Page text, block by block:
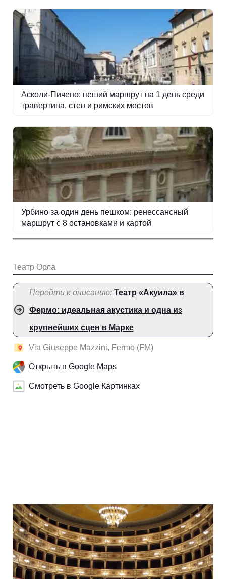
Асколи-Пичено: пеший маршрут на 1 день среди
травертина, стен и римских мостов
Урбино за один день пешком: ренессансный
маршрут с 8 остановками и картой
Театр Орла
Перейти к описанию: Театр «Акуила» в
Фермо: идеальная акустика и одна из
крупнейших сцен в Марке
Via Giuseppe Mazzini, Fermo (FM)
Открыть в Google Maps
Смотреть в Google Картинках